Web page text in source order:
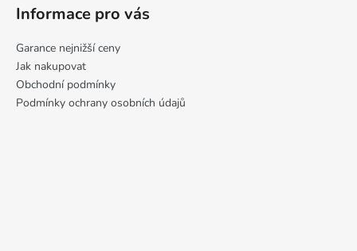
Informace pro vás
Garance nejnižší ceny
Jak nakupovat
Obchodní podmínky
Podmínky ochrany osobních údajů